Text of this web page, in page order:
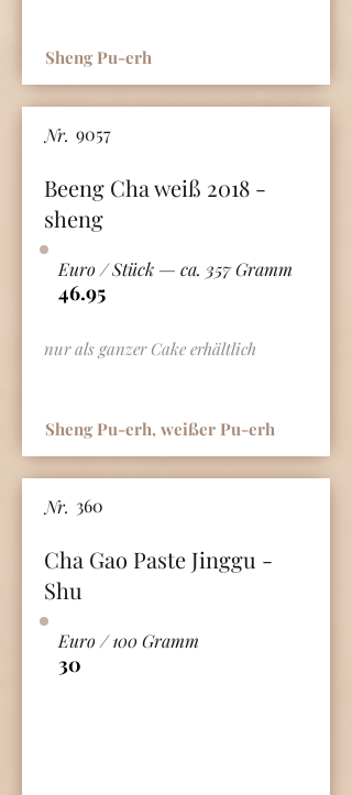
Sheng Pu-erh
9057
Nr.
Beeng Cha weiß 2018 -
sheng
46.95
Euro / Stück — ca. 357 Gramm
nur als ganzer Cake erhältlich
Sheng Pu-erh, weißer Pu-erh
360
Nr.
Cha Gao Paste Jinggu -
Shu
30
Euro / 100 Gramm